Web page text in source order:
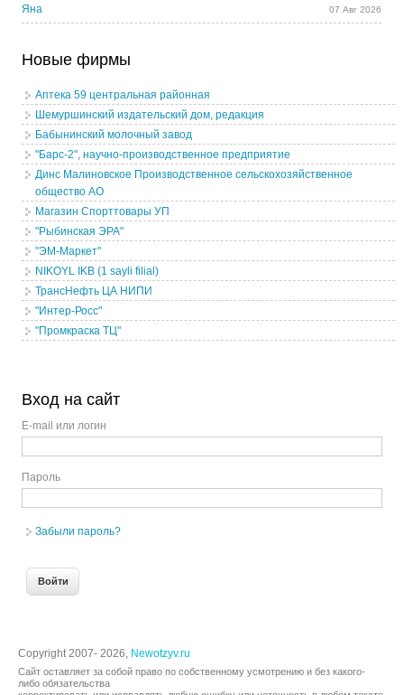
Яна
07 Авг 2026
Новые фирмы
Аптека 59 центральная районная
Шемуршинский издательский дом, редакция
Бабынинский молочный завод
"Барс-2", научно-производственное предприятие
Динс Малиновское Производственное сельскохозяйственное
общество АО
Магазин Спорттовары УП
"Рыбинская ЭРА"
"ЭМ-Маркет"
NIKOYL IKB (1 sayli filial)
ТрансНефть ЦА НИПИ
"Интер-Росс"
"Промкраска ТЦ"
Вход на сайт
E-mail или логин
Пароль
Забыли пароль?
Copyright 2007- 2026, Newotzyv.ru
Сайт оставляет за собой право по собственному усмотрению и без какого-
либо обязательства